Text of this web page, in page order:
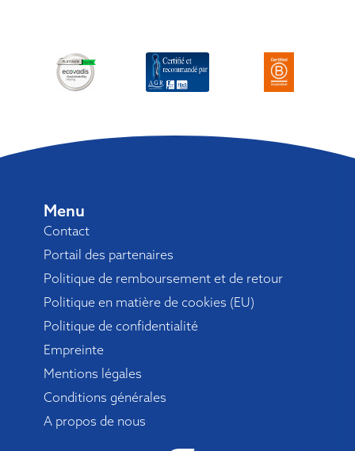
Menu
Contact
Portail des partenaires
Politique de remboursement et de retour
Politique en matière de cookies (EU)
Politique de confidentialité
Empreinte
Mentions légales
Conditions générales
A propos de nous